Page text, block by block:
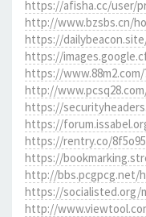
https://afisha.cc/user/
http://www.bzsbs.cn/
https://
https://
https://www.88m2.com/
http://
https://
https://
https://rentry.co/
https://
http://bbs.pcgpcg.net/
https://socialisted.org/
http://